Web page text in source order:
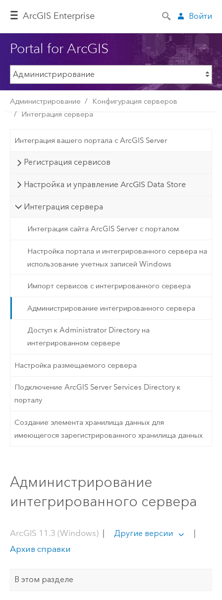
ArcGIS Enterprise Войти
Portal for ArcGIS
Администрирование
Конфигурация серверов
Интеграция сервера
Интеграция вашего портала с ArcGIS Server
Регистрация сервисов
Настройка и управление ArcGIS Data Store
Интеграция сервера
Интеграция сайта ArcGIS Server с порталом
Настройка портала и интегрированного сервера на
использование учетных записей Windows
Импорт сервисов с интегрированного сервера
Администрирование интегрированного сервера
Доступ к Administrator Directory на
интегрированном сервере
Настройка размещаемого сервера
Подключение ArcGIS Server Services Directory к
порталу
Создание элемента хранилища данных для
имеющегося зарегистрированного хранилища данных
Администрирование
интегрированного сервера
ArcGIS 11.3 (Windows)| Другие версии
Архив справки
В этом разделе